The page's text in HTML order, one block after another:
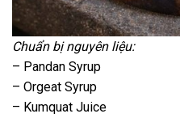
Chuẩn bị nguyên liệu:
– Pandan Syrup
– Orgeat Syrup
– Kumquat Juice